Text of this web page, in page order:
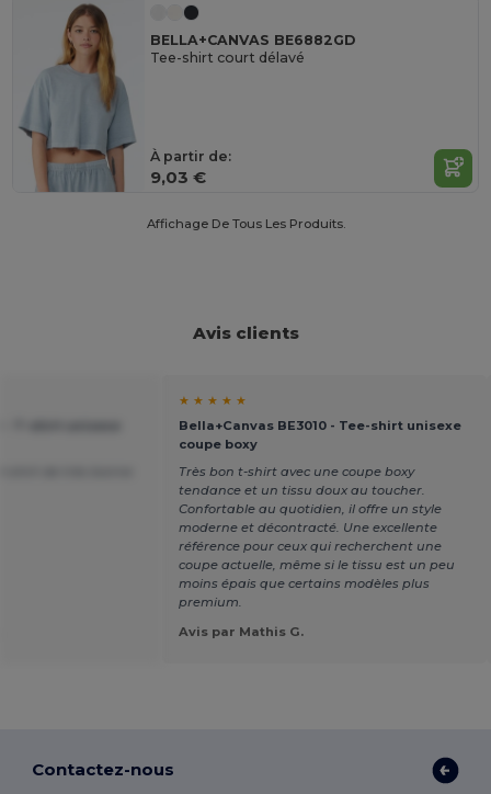
BELLA+CANVAS BE6882GD
Tee-shirt court délavé
À partir de:
9,03 €
Affichage De Tous Les Produits.
Avis clients
★ ★ ★ ★ ★
Bella+Canvas BE3010 - Tee-shirt unisexe
coupe boxy
Très bon t-shirt avec une coupe boxy
tendance et un tissu doux au toucher.
Confortable au quotidien, il offre un style
moderne et décontracté. Une excellente
référence pour ceux qui recherchent une
coupe actuelle, même si le tissu est un peu
moins épais que certains modèles plus
premium.
Avis par Mathis G.
Contactez-nous